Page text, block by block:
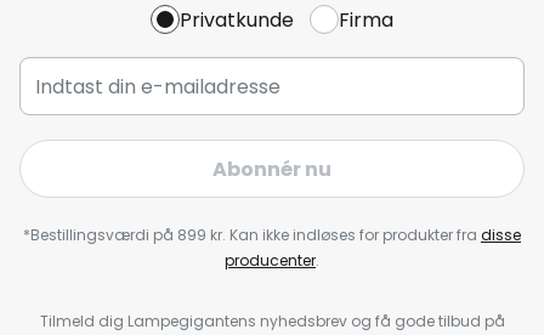
Privatkunde Firma
Abonnér nu
*Bestillingsværdi på 899 kr. Kan ikke indløses for produkter fra disse
producenter.
Tilmeld dig Lampegigantens nyhedsbrev og få gode tilbud på